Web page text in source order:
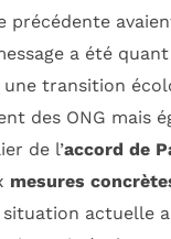
précédente
a été
transition
des ONG mais
de l’accord de
mesures
actuelle